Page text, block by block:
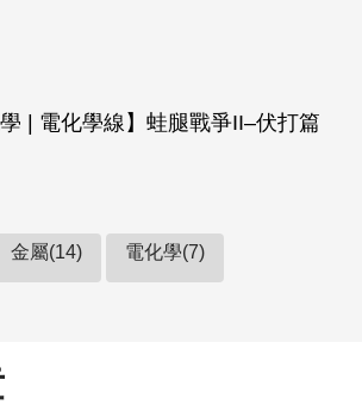
| 電化學線】蛙腿戰爭II–伏打篇
金屬(14) 電化學(7)